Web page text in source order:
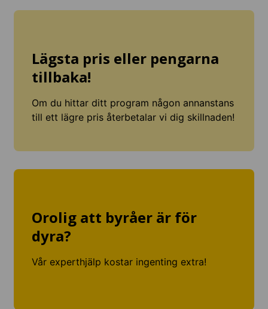
Lägsta pris eller pengarna
tillbaka!
Om du hittar ditt program någon annanstans
till ett lägre pris återbetalar vi dig skillnaden!
Orolig att byråer är för
dyra?
Vår experthjälp kostar ingenting extra!